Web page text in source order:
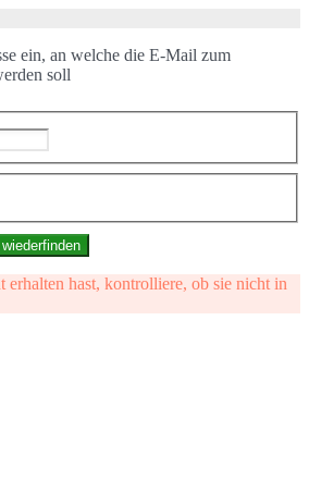
ein, an welche die E-Mail zum
soll
erhalten hast, kontrolliere, ob sie nicht in